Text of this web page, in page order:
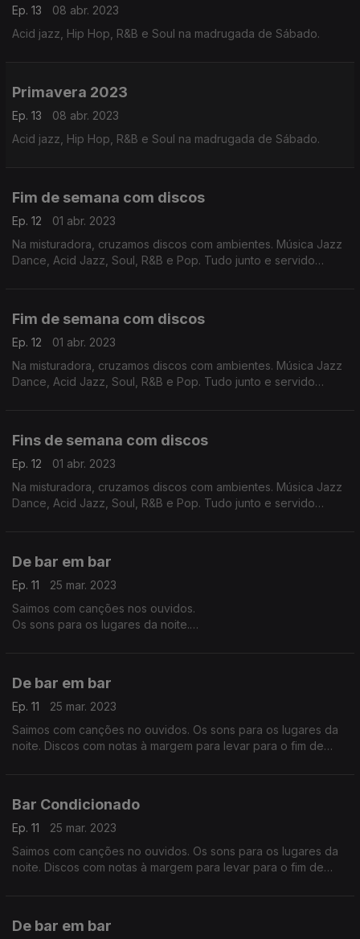
Ep. 13
08 abr. 2023
Acid jazz, Hip Hop, R&B e Soul na madrugada de Sábado.
Primavera 2023
Ep. 13
08 abr. 2023
Acid jazz, Hip Hop, R&B e Soul na madrugada de Sábado.
Fim de semana com discos
Ep. 12
01 abr. 2023
Na misturadora, cruzamos discos com ambientes. Música Jazz
Dance, Acid Jazz, Soul, R&B e Pop. Tudo junto e servido
Fim de semana com discos
Ep. 12
01 abr. 2023
Na misturadora, cruzamos discos com ambientes. Música Jazz
Dance, Acid Jazz, Soul, R&B e Pop. Tudo junto e servido
Fins de semana com discos
Ep. 12
01 abr. 2023
Na misturadora, cruzamos discos com ambientes. Música Jazz
Dance, Acid Jazz, Soul, R&B e Pop. Tudo junto e servido
De bar em bar
Ep. 11
25 mar. 2023
Saimos com canções nos ouvidos.
Os sons para os lugares da noite.
De bar em bar
Ep. 11
25 mar. 2023
Saimos com canções no ouvidos. Os sons para os lugares da
noite. Discos com notas à margem para levar para o fim de
Bar Condicionado
Ep. 11
25 mar. 2023
Saimos com canções no ouvidos. Os sons para os lugares da
noite. Discos com notas à margem para levar para o fim de
De bar em bar